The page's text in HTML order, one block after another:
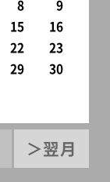
集：橋本
美術
恵、新
式会社
：大洋
8
9
15
16
22
23
29
30
＞翌月